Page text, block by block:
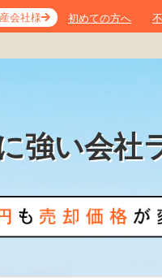
会社様 初めての方へ
強い会社